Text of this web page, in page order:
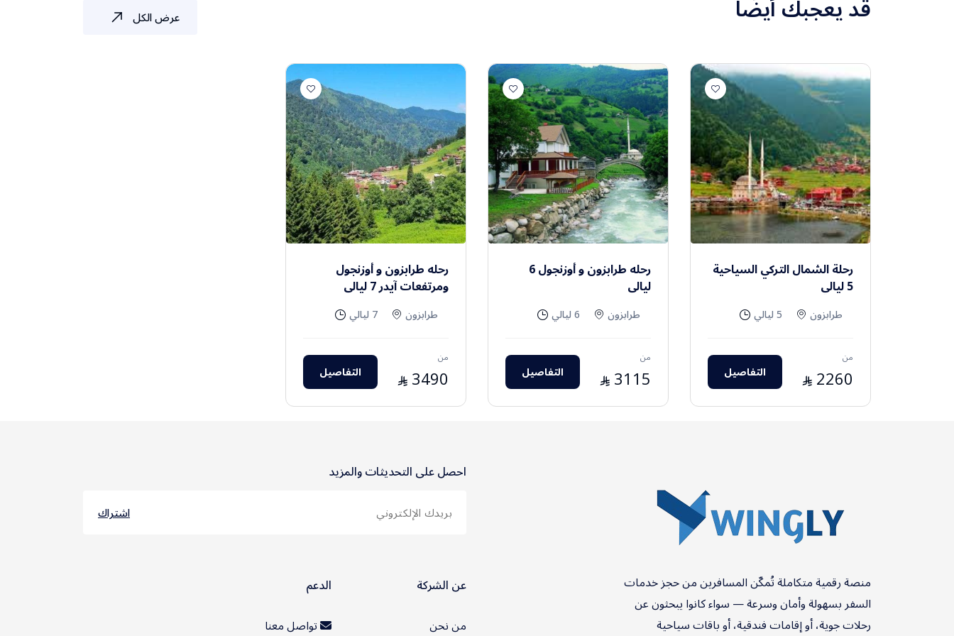
قد يعجبك أيضًا عرض الكل
رحلة الشمال التركي السياحية
5 ليالي
طرابزون 5 ليالي
من
2260
⃁ التفاصيل
رحله طرابزون و أوزنجول 6
ليالى
طرابزون 6 ليالي
من
3115
⃁ التفاصيل
رحله طرابزون و أوزنجول
ومرتفعات آيدر 7 ليالى
طرابزون 7 ليالي
من
3490
⃁ التفاصيل
منصة رقمية متكاملة تُمكّن المسافرين من حجز خدمات
السفر بسهولة وأمان وسرعة — سواء كانوا يبحثون عن
رحلات جوية، أو إقامات فندقية، أو باقات سياحية
احصل على التحديثات والمزيد
اشتراك
عن الشركة
من نحن
الدعم
تواصل معنا